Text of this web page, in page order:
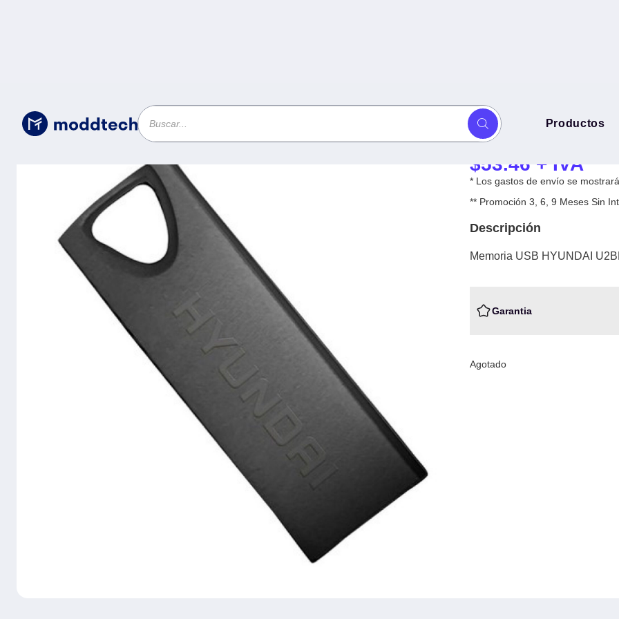
Productos
Almacenamiento Portatil
2.0
Memoria USB
Negro, 16 GB,
$53.46 + IVA
* Los gastos de envío se
** Promoción 3, 6, 9 Meses Sin
Descripción
Memoria USB HYUNDAI
Garantia
Agotado